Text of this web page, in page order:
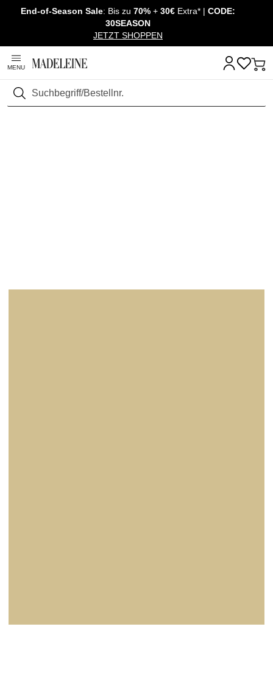
Überspringe Navigation, direkt zum Content
End-of-Season Sale: Bis zu 70% + 30€ Extra* | CODE:
30SEASON
JETZT SHOPPEN
MENU
Suchen